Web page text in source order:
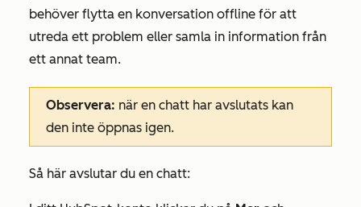
behöver flytta en konversation offline för att
utreda ett problem eller samla in information från
ett annat team.
Observera: när en chatt har avslutats kan
den inte öppnas igen.
Så här avslutar du en chatt: